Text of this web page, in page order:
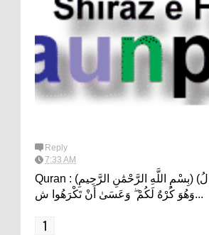
Reply
7:33 AM
Quran : (بِسْمِ اللَّهِ الرَّحْمَٰنِ الرَّحِيمِ) (كُتِبَ عَلَيْكُمُ الْقِتَالُ
وَهُوَ كُرْهٌ لَكُمْ ۖ وَعَسَىٰ أَنْ تَكْرَهُوا ش...
1